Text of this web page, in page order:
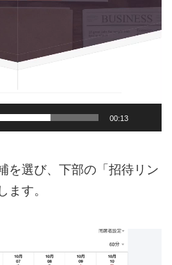
00:13
を選び、下部の「招待リン
ます。